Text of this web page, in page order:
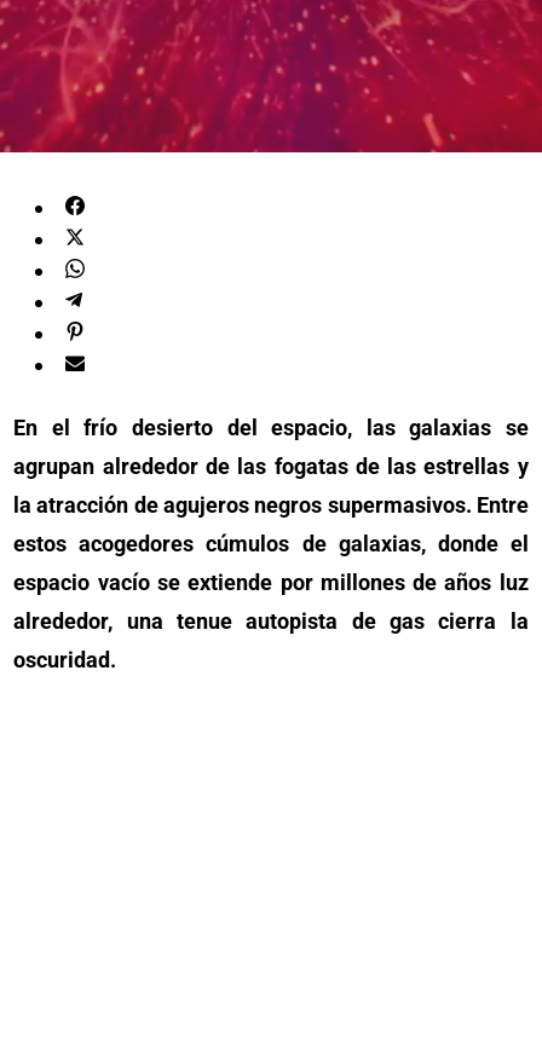
En el frío desierto del espacio, las galaxias se
agrupan alrededor de las fogatas de las estrellas y
la atracción de agujeros negros supermasivos. Entre
estos acogedores cúmulos de galaxias, donde el
espacio vacío se extiende por millones de años luz
alrededor, una tenue autopista de gas cierra la
oscuridad.